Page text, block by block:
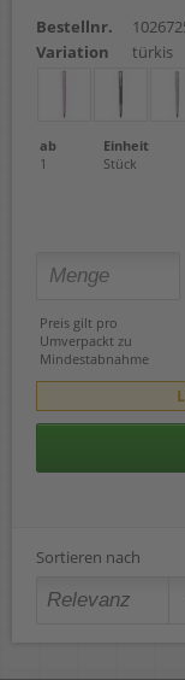
Bestellnr.
Variation
türkis
ab Einheit
1
Stück
Preis gilt pro
Umverpackt zu
Mindestabnahme
Sortieren nach